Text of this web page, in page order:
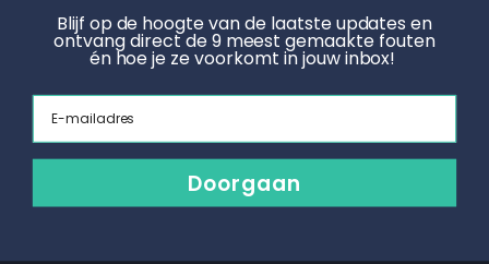
hebben wij alle tijd voor je.
Boek een online afspraak
KNOET
Radonstraat 4, 7031 GT Wehl
info@keukenfronten.com
026 2005 102
Blijf op de hoogte van de laatste updates en
ontvang direct de 9 meest gemaakte fouten
én hoe je ze voorkomt in jouw inbox!
Doorgaan